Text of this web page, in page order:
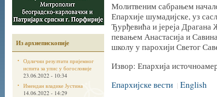
Из архиепископије
Одлични резултати пријемног
испита за упис у богословије
23.06.2022 - 10:34
Имендан владике Јустина
14.06.2022 - 14:29
Молитвеним сабрањем
Епархије шумадијске, уз
Ђурђевића и јереја
певањем Анастасија и
школу у парохији Светог
Извор: Епархија
Епархијске вести | English